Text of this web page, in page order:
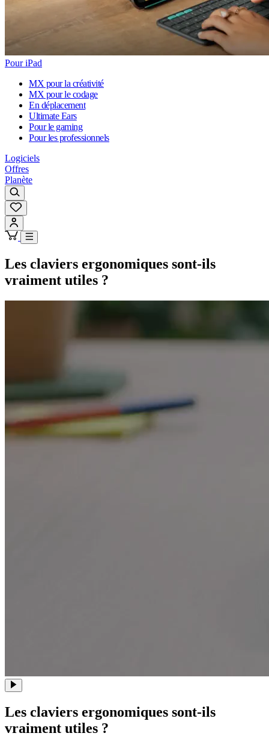
Pour iPad
MX pour la créativité
MX pour le codage
En déplacement
Ultimate Ears
Pour le gaming
Pour les professionnels
Logiciels
Offres
Planète
Les claviers ergonomiques sont-ils
vraiment utiles ?
Les claviers ergonomiques sont-ils
vraiment utiles ?